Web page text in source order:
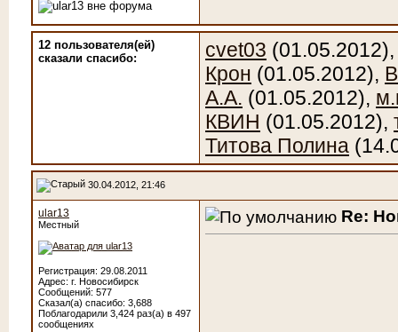
12 пользователя(ей)
сказали cпасибо:
cvet03
Крон (01.05.2012),
А.А. (01.05.2012),
КВИН (01.05.2012),
Титова Полина
30.04.2012, 21:46
ular13
Местный
Регистрация: 29.08.2011
Адрес: г. Новосибирск
Сообщений: 577
Сказал(а) спасибо: 3,688
Поблагодарили 3,424 раз(а) в 497
сообщениях
Re: